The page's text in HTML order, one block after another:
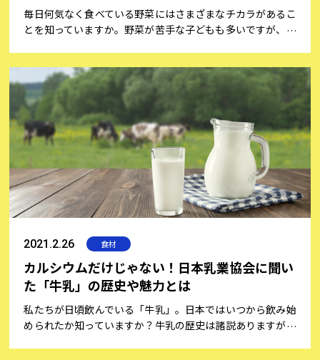
毎日何気なく食べている野菜にはさまざまなチカラがあるこ
とを知っていますか。野菜が苦手な子どもも多いですが、勉
りたいですね。野菜ソムリエPro.として日本野菜ソムリエ協
会認定料理教室を主宰し、高校生と春から中学生の子どもを
持つお母さんでもある安部加代子さんに、“野菜のチカ
ラ”や、“子どもにおいしく野菜を食べさせるコツ”などにつ
いて伺いました。
2021.2.26 食材
カルシウムだけじゃない！日本乳業協会に聞い
た「牛乳」の歴史や魅力とは
私たちが日頃飲んでいる「牛乳」。日本ではいつから飲み始
められたか知っていますか？牛乳の歴史は諸説ありますが、